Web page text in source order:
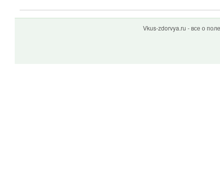
Vkus-zdorvya.ru - все о